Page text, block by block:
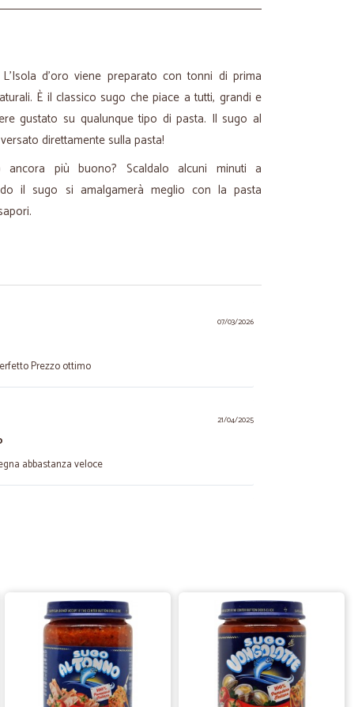
d'oro viene preparato con tonni di prima
È il classico sugo che piace a tutti, grandi e
gustato su qualunque tipo di pasta. Il sugo al
direttamente sulla pasta!
più buono? Scaldalo alcuni minuti a
il sugo si amalgamerà meglio con la pasta
07/03/2026
Prezzo ottimo
21/04/2025
abbastanza veloce
11/04/2022